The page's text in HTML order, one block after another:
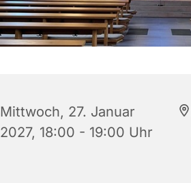
Mittwoch, 27. Januar
2027, 18:00 - 19:00 Uhr